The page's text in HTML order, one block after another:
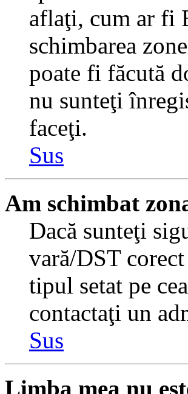
aflaţi, cum ar fi
schimbarea
poate fi făcută
nu sunteţi
faceţi.
Sus
Am schimbat
Dacă sunteţi
vară/DST
tipul setat pe
contactaţi un
Sus
Limba mea nu